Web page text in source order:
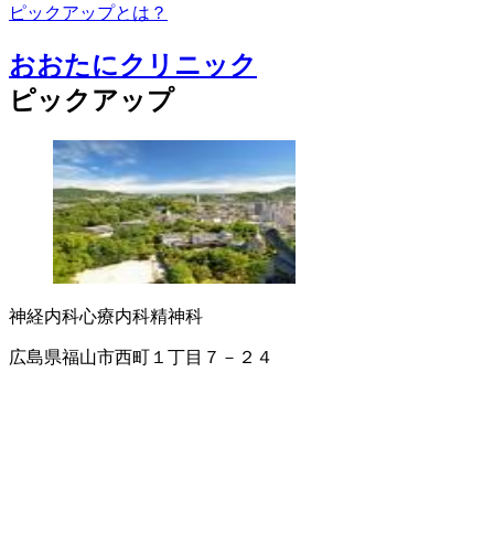
ピックアップとは？
おおたにクリニック
ピックアップ
神経内科心療内科精神科
広島県福山市西町１丁目７－２４